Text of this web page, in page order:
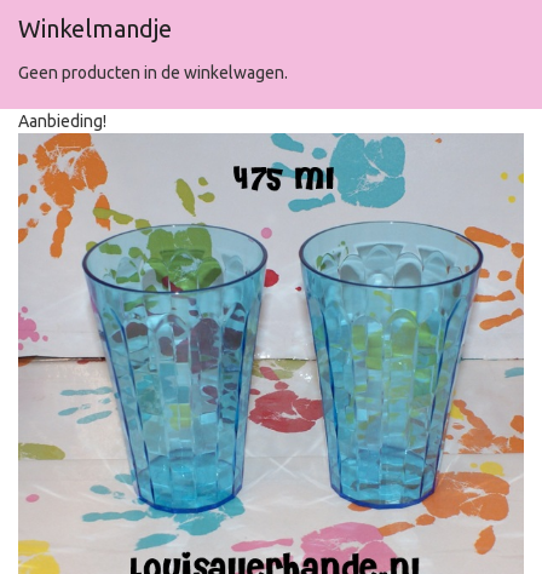
Winkelmandje
Geen producten in de winkelwagen.
Aanbieding!